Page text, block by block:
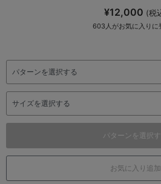
¥12,000 (税
603 人がお気に入りに
パターンを選択
お気に入り追加